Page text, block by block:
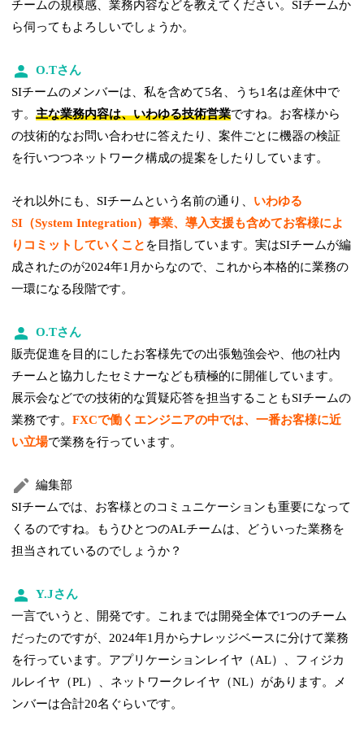
チームの規模感、業務内容などを教えてください。SIチームか
ら伺ってもよろしいでしょうか。
O.Tさん
SIチームのメンバーは、私を含めて5名、うち1名は産休中で
す。主な業務内容は、いわゆる技術営業ですね。お客様から
の技術的なお問い合わせに答えたり、案件ごとに機器の検証
を行いつつネットワーク構成の提案をしたりしています。
それ以外にも、SIチームという名前の通り、 いわゆる
SI（System Integration）事業、導入支援も含めてお客様によ
りコミットしていくこと を目指しています。実はSIチームが編
成されたのが2024年1月からなので、これから本格的に業務の
一環になる段階です。
O.Tさん
販売促進を目的にしたお客様先での出張勉強会や、他の社内
チームと協力したセミナーなども積極的に開催しています。
展示会などでの技術的な質疑応答を担当することもSIチームの
業務です。FXCで働くエンジニアの中では、一番お客様に近
い立場で業務を行っています。
編集部
SIチームでは、お客様とのコミュニケーションも重要になって
くるのですね。もうひとつのALチームは、どういった業務を
担当されているのでしょうか？
Y.Jさん
一言でいうと、開発です。これまでは開発全体で1つのチーム
だったのですが、2024年1月からナレッジベースに分けて業務
を行っています。アプリケーションレイヤ（AL）、フィジカ
ルレイヤ（PL）、ネットワークレイヤ（NL）があります。メ
ンバーは合計20名ぐらいです。